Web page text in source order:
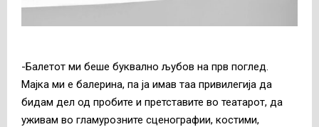
-Балетот ми беше буквално љубов на прв поглед.
Мајка ми е балерина, па ја имав таа привилегија да
бидам дел од пробите и претставите во театарот, да
уживам во гламурозните сценографии, костими,